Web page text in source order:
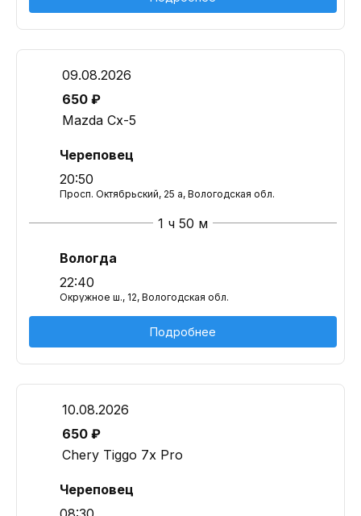
09.08.2026
650 ₽
Mazda Cx-5
Череповец
20:50
Просп. Октябрьский, 25 а, Вологодская обл.
1 ч 50 м
Вологда
22:40
Окружное ш., 12, Вологодская обл.
Подробнее
10.08.2026
650 ₽
Chery Tiggo 7x Pro
Череповец